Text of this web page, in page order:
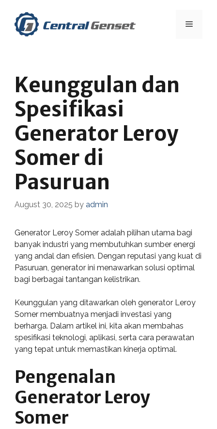
content
Menu
Keunggulan dan
Spesifikasi
Generator Leroy
Somer di
Pasuruan
August 30, 2025 by admin
Generator Leroy Somer adalah pilihan utama bagi
banyak industri yang membutuhkan sumber energi
yang andal dan efisien. Dengan reputasi yang kuat di
Pasuruan, generator ini menawarkan solusi optimal
bagi berbagai tantangan kelistrikan.
Keunggulan yang ditawarkan oleh generator Leroy
Somer membuatnya menjadi investasi yang
berharga. Dalam artikel ini, kita akan membahas
spesifikasi teknologi, aplikasi, serta cara perawatan
yang tepat untuk memastikan kinerja optimal.
Pengenalan
Generator Leroy
Somer